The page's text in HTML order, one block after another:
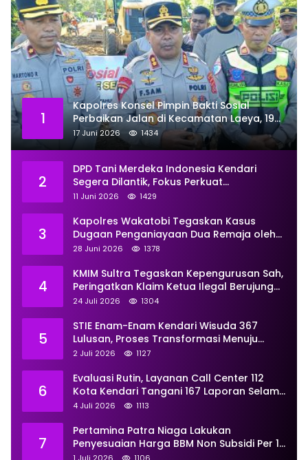
1
Kapolres Konsel Pimpin Bakti Sosial
Perbaikan Jalan di Kecamatan Laeya, 19
Titik Rusak Siap Ditambal
17 Juni 2026 1434
2
DPD Tani Merdeka Indonesia Kendari
Segera Dilantik, Fokus Perkuat
Pemberdayaan
11 Juni 2026 1429
3
Kapolres Wakatobi Tegaskan Kasus
Dugaan Penganiayaan Dua Remaja oleh
Dua Anggota Ditangani Secara
28 Juni 2026 1378
4
KMIM Sultra Tegaskan Kepengurusan Sah,
Peringatkan Klaim Ketua Ilegal Berujung
Proses Hukum
24 Juli 2026 1304
5
STIE Enam-Enam Kendari Wisuda 367
Lulusan, Proses Transformasi Menuju
Universitas Resmi Diterima
2 Juli 2026 1127
6
Evaluasi Rutin, Layanan Call Center 112
Kota Kendari Tangani 167 Laporan Selama
Juni
4 Juli 2026 1113
7
Pertamina Patra Niaga Lakukan
Penyesuaian Harga BBM Non Subsidi Per 1
Juli 2026, Berikut Rinciannya